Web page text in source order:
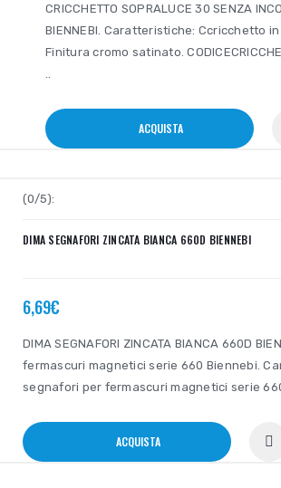
CRICCHETTO SOPRALUCE 30 SENZA
BIENNEBI. Caratteristiche: Ccricchetto
Finitura cromo satinato.
..
ACQUISTA
(0/5):
DIMA SEGNAFORI ZINCATA BIANCA 660D BIENNEBI
6,69€
DIMA SEGNAFORI ZINCATA BIANCA 660D
fermascuri magnetici serie 660 Biennebi.
segnafori per fermascuri magnetici serie
ACQUISTA